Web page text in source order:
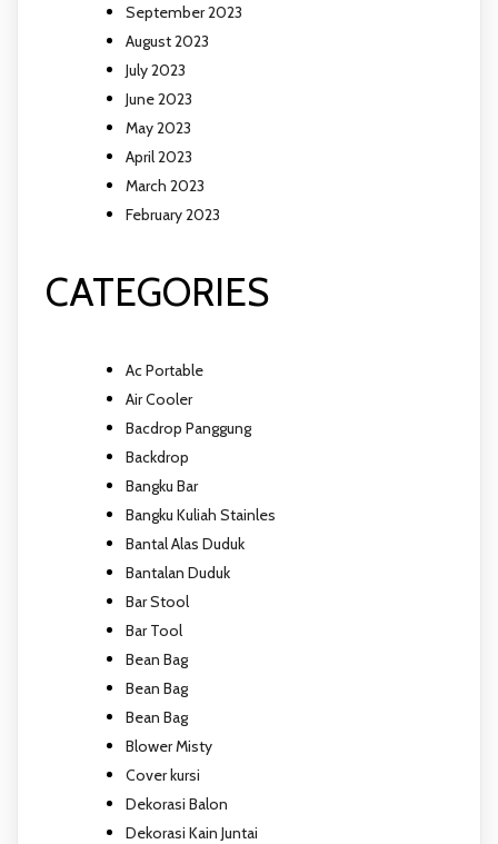
September 2023
August 2023
July 2023
June 2023
May 2023
April 2023
March 2023
February 2023
CATEGORIES
Ac Portable
Air Cooler
Bacdrop Panggung
Backdrop
Bangku Bar
Bangku Kuliah Stainles
Bantal Alas Duduk
Bantalan Duduk
Bar Stool
Bar Tool
Bean Bag
Bean Bag
Bean Bag
Blower Misty
Cover kursi
Dekorasi Balon
Dekorasi Kain Juntai